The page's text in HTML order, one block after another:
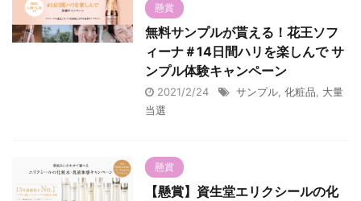
懸賞
無料サンプルが貰える！花王ソフ
ィーナ＃14日間ハリを楽しんで サ
ンプル体験キャンペーン
2021/2/24 サンプル 化粧品
大量
当選
懸賞
【懸賞】資生堂エリクシールの化